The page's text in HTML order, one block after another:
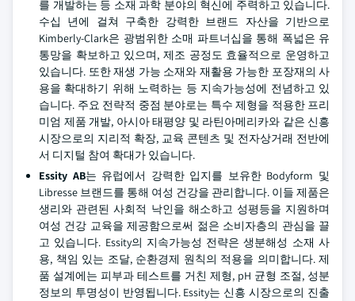
를 개발하는 등 소재 과학 분야의 혁신에 주력하고 있습니다.
수십 년에 걸쳐 구축한 강력한 브랜드 자산을 기반으로
Kimberly-Clark은 광범위한 소매 파트너십을 통해 폭넓은 유
통망을 확보하고 있으며, 제조 공정도 효율적으로 운영하고
있습니다. 또한 재생 가능 소재와 재활용 가능한 포장재의 사
용을 확대하기 위해 노력하는 등 지속가능성에 전념하고 있
습니다. 주요 전략적 중점 분야로는 특수 제형을 적용한 프리
미엄 제품 개발, 아시아 태평양 및 라틴아메리카와 같은 신흥
시장으로의 지리적 확장, 교육 콘텐츠 및 전자상거래 전반에
서 디지털 참여 확대가 있습니다.
Essity AB는 유럽에서 강력한 입지를 보유한 Bodyform 및
Libresse 브랜드를 통해 여성 건강을 관리합니다. 이들 제품은
생리와 관련된 사회적 낙인을 해소하고 성평등을 지원하며
여성 건강 교육을 제공함으로써 젊은 소비자층의 관심을 끌
고 있습니다. Essity의 지속가능성 전략은 생분해성 소재 사
용, 책임 있는 조달, 순환경제 원칙의 적용을 의미합니다. 제
품 설계에는 피부과 테스트를 거친 제형, pH 균형 조절, 성분
정보의 투명성이 반영됩니다. Essity는 신흥 시장으로의 진출